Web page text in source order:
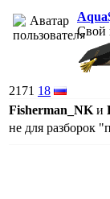
Свой
2171 18
Fisherman_NK и
не для разборок